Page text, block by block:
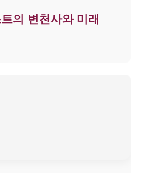
의 변천사와 미래